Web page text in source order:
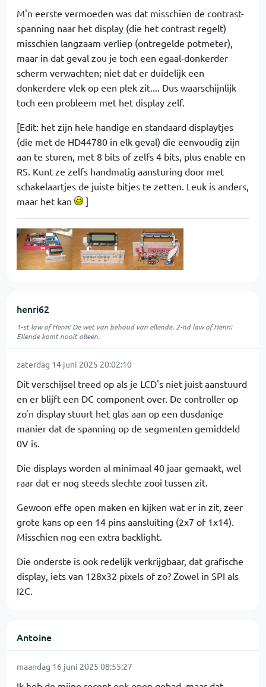
M'n eerste vermoeden was dat misschien de contrast-
spanning naar het display (die het contrast regelt)
misschien langzaam verliep (ontregelde potmeter),
maar in dat geval zou je toch een egaal-donkerder
scherm verwachten; niet dat er duidelijk een
donkerdere vlek op een plek zit.... Dus waarschijnlijk
toch een probleem met het display zelf.
[Edit: het zijn hele handige en standaard displaytjes
(die met de HD44780 in elk geval) die eenvoudig zijn
aan te sturen, met 8 bits of zelfs 4 bits, plus enable en
RS. Kunt ze zelfs handmatig aansturing door met
schakelaartjes de juiste bitjes te zetten. Leuk is anders,
maar het kan
]
henri62
1-st law of Henri: De wet van behoud van ellende. 2-nd law of Henri:
Ellende komt nooit alleen.
zaterdag 14 juni 2025 20:02:10
Dit verschijsel treed op als je LCD's niet juist aanstuurd
en er blijft een DC component over. De controller op
zo'n display stuurt het glas aan op een dusdanige
manier dat de spanning op de segmenten gemiddeld
0V is.
Die displays worden al minimaal 40 jaar gemaakt, wel
raar dat er nog steeds slechte zooi tussen zit.
Gewoon effe open maken en kijken wat er in zit, zeer
grote kans op een 14 pins aansluiting (2x7 of 1x14).
Misschien nog een extra backlight.
Die onderste is ook redelijk verkrijgbaar, dat grafische
display, iets van 128x32 pixels of zo? Zowel in SPI als
I2C.
Antoine
maandag 16 juni 2025 08:55:27